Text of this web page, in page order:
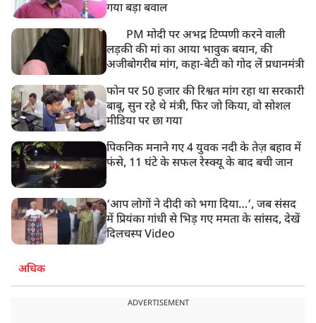
गया बड़ा बवाल
PM मोदी पर अभद्र टिप्पणी करने वाली
लड़की की मां का आया भावुक बयान, की
अजीबोगरीब मांग, कहा-बेटी को गोद लें प्रधानमंत्री
फोन पर 50 हजार की रिश्वत मांग रहा था सरकारी
बाबू, सुन रहे थे मंत्री, फिर जो किया, वो सोशल
मीडिया पर छा गया
पिकनिक मनाने गए 4 युवक नदी के तेज़ बहाव में
फंसे, 11 घंटे के सफल रेस्क्यू के बाद बची जान
‘आप लोगों ने दीदी को भगा दिया…’, जब संसद
में प्रियंका गांधी से भिड़ गए ममता के सांसद, देखें
दिलचस्प Video
अधिक
ADVERTISEMENT